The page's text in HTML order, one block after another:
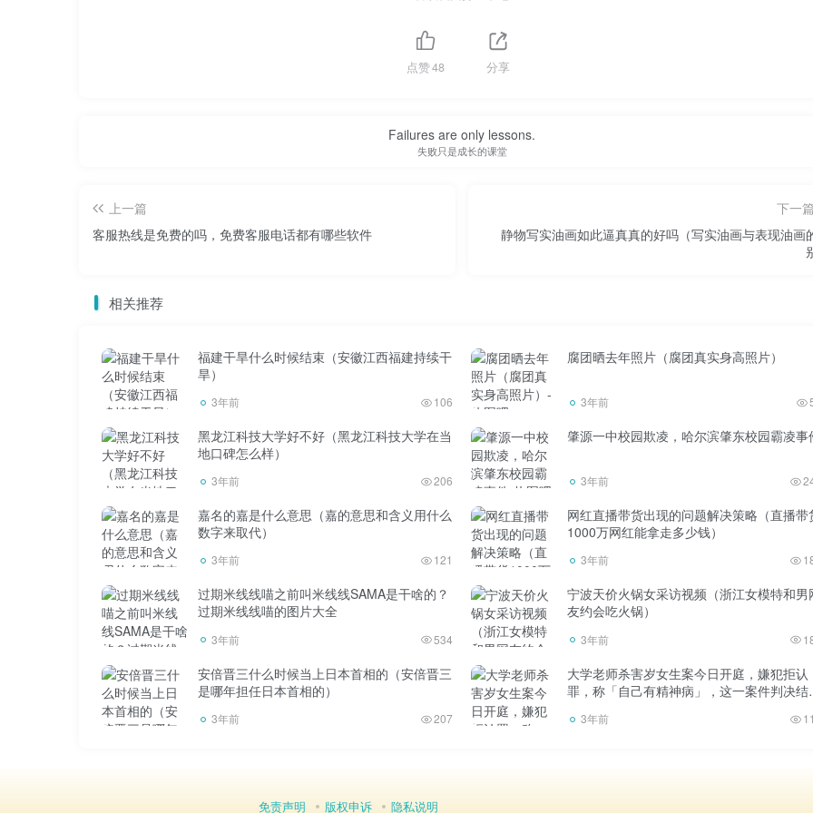
我不仅保留了父母的照片，还用手机给老父亲录了一段视频。我录了四五遍，存到我的Aauto里比较快。六
妈妈去世前，没有留下任何视频。那时候我还没有手机。现在想想真可惜
视频，错过之后再打开。也是一个不错的选择。
不要老是把自己录下来发到网上。利用父母的敏捷，照顾好自己。多录点视频保存一下也不错。不要等到
父母在世的时候，为了孩子伤透了心就够了。看着自己的孩子健康快乐的成长，很甜蜜。有拍照的机会，所
以拍照是必然的。
只是父母年纪大了，总有一天会死。和平时小孩老人的照片不一样。坚持住，老人去世了，时不时会难过；
收藏，连孩子都“沉默”；在一些地方，焚烧已故老人的所有衣服，包括照片，也是一种做法。这是和孩子的合
照，你做不到。对有些人来说，真的很难。
既然“不能烧”和“不能挂”，那就只有一种收集方式了。
们。如果不喜欢，马上删除。没人知道，而且很干净。
以前去县城的照相馆拍照片。做农村人就更难了。或者是走村串户给老人拍所谓免费照片的商贩。照片上门
点赞48 分享
Failures are only lessons.
失败只是成长的课堂
上一篇
客服热线是免费的吗，免费客服电话都有哪些软件
下一篇
静物写实油画如此逼真真的好吗（写实油画与表现油画
相关推荐
福建干旱什么时候结束（安徽江西福建持续干
旱）
3年前 106
腐团晒去年照片（腐团真实身高照片）
3年前
黑龙江科技大学好不好（黑龙江科技大学在当
地口碑怎么样）
3年前 206
肇源一中校园欺凌，哈尔滨肇东校园霸凌事
3年前
嘉名的嘉是什么意思（嘉的意思和含义用什么
数字来取代）
3年前 121
网红直播带货出现的问题解决策略（直播带
1000万网红能拿走多少钱）
3年前
过期米线线喵之前叫米线线SAMA是干啥的？
过期米线线喵的图片大全
3年前 534
宁波天价火锅女采访视频（浙江女模特和男
友约会吃火锅）
3年前
安倍晋三什么时候当上日本首相的（安倍晋三
是哪年担任日本首相的）
3年前 207
大学老师杀害岁女生案今日开庭，嫌犯拒认
罪，称「自己有精神病」，这一案件判决结
3年前
免责声明 版权申诉 隐私说明